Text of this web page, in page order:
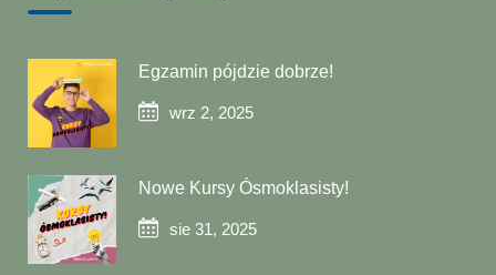
Egzamin pójdzie dobrze!
wrz 2, 2025
Nowe Kursy Ósmoklasisty!
sie 31, 2025